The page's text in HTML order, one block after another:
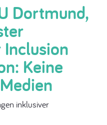
Dortmund,
Keine
inklusiver